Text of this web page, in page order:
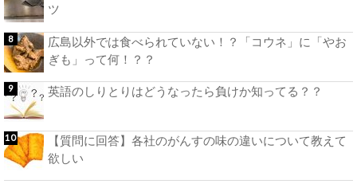
ツ
広島以外では食べられていない！？「コウネ」に「やお
ぎも」って何！？？
英語のしりとりはどうなったら負けか知ってる？？
【質問に回答】各社のがんすの味の違いについて教えて
欲しい